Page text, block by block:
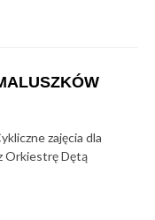
zajęcia dla
Orkiestrę Dętą